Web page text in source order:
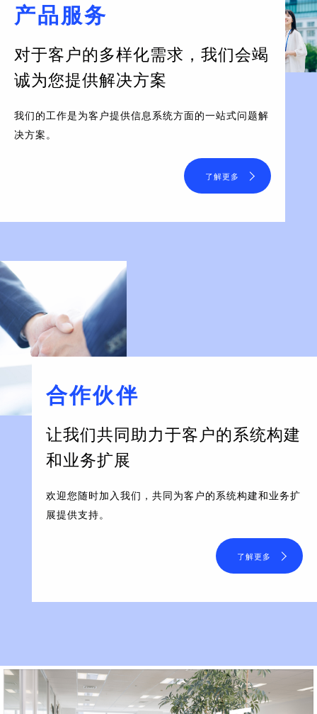
产品服务
对于客户的多样化需求， 我们会竭
诚为您提供解决方案
我们的工作是为客户提供信息系统方面的一站式问题解
决方案。
了解更多
合作伙伴
让我们共同助力于客户的系统构建
和业务扩展
欢迎您随时加入我们，共同为客户的系统构建和业务扩
展提供支持。
了解更多